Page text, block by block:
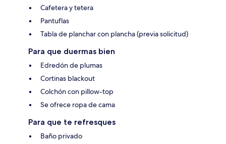
Cafetera y tetera
Pantuflas
Tabla de planchar con plancha (previa solicitud)
Para que duermas bien
Edredón de plumas
Cortinas blackout
Colchón con pillow-top
Se ofrece ropa de cama
Para que te refresques
Baño privado